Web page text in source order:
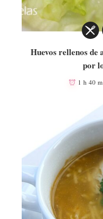
Huevos rellenos
por
1 h 40